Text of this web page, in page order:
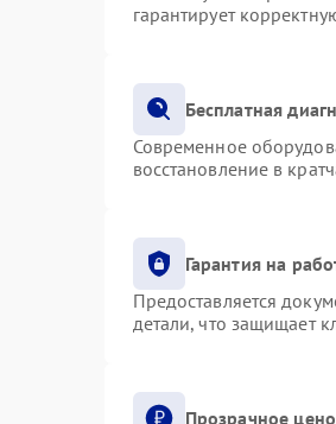
гарантирует
Бесплатная
Современное
восстановление в
Гарантия на
Предоставляется
детали, что защищает
Прозрачное